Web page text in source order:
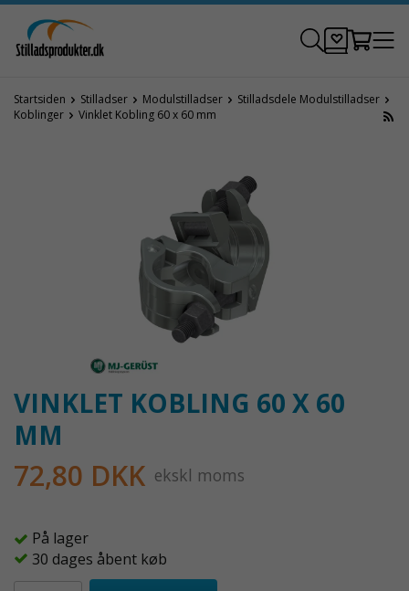
Startsiden Stilladser Modulstilladser
Stilladsdele Modulstilladser
Koblinger
Vinklet Kobling 60 x 60 mm
VINKLET KOBLING 60 X 60
MM
72,80 DKK ekskl moms
På lager
30 dages åbent køb